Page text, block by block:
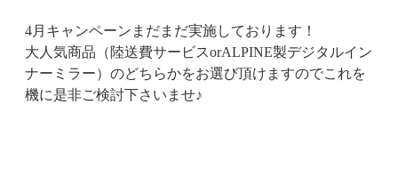
4月キャンペーンまだまだ実施しております！
大人気商品（陸送費サービスorALPINE製デジタルイン
ナーミラー）のどちらかをお選び頂けますのでこれを
機に是非ご検討下さいませ♪